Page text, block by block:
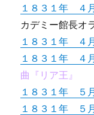
１８３１年 ４
カデミー館長オ
１８３１年 ４
１８３１年 ４
曲『リア王』
１８３１年 ５
１８３１年 ５